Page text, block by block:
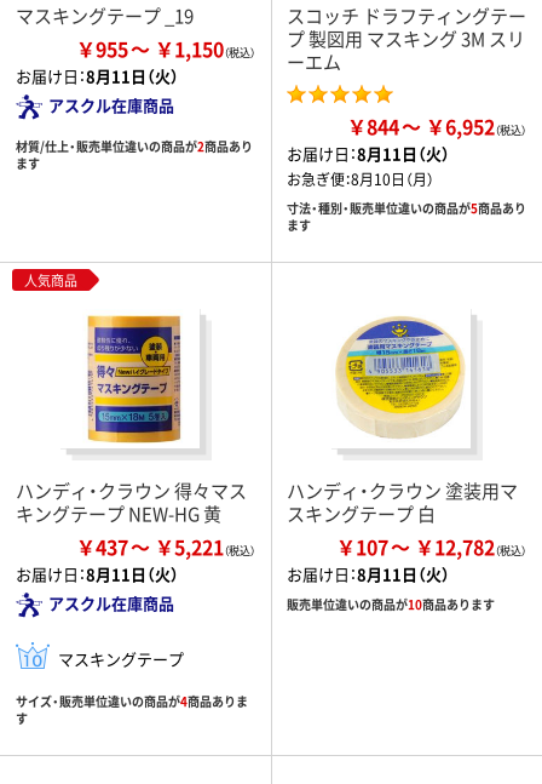
マスキングテープ _19
￥955 ￥1,150
お届け日：8月11日（火）
アスクル在庫商品
材質/仕上・販売単位違いの商品が2商品あり
ます
スコッチ ドラフティングテー
プ 製図用 マスキング 3M スリ
ーエム
￥844 ￥6,952
お届け日：8月11日（火）
お急ぎ便：8月10日（月）
寸法・種別・販売単位違いの商品が5商品あり
ます
人気商品
ハンディ・クラウン 得々マス
キングテープ NEW-HG 黄
￥437 ￥5,221
お届け日：8月11日（火）
アスクル在庫商品
マスキングテープ
サイズ・販売単位違いの商品が4商品ありま
す
ハンディ・クラウン 塗装用マ
スキングテープ 白
￥107 ￥12,782
お届け日：8月11日（火）
販売単位違いの商品が10商品あります